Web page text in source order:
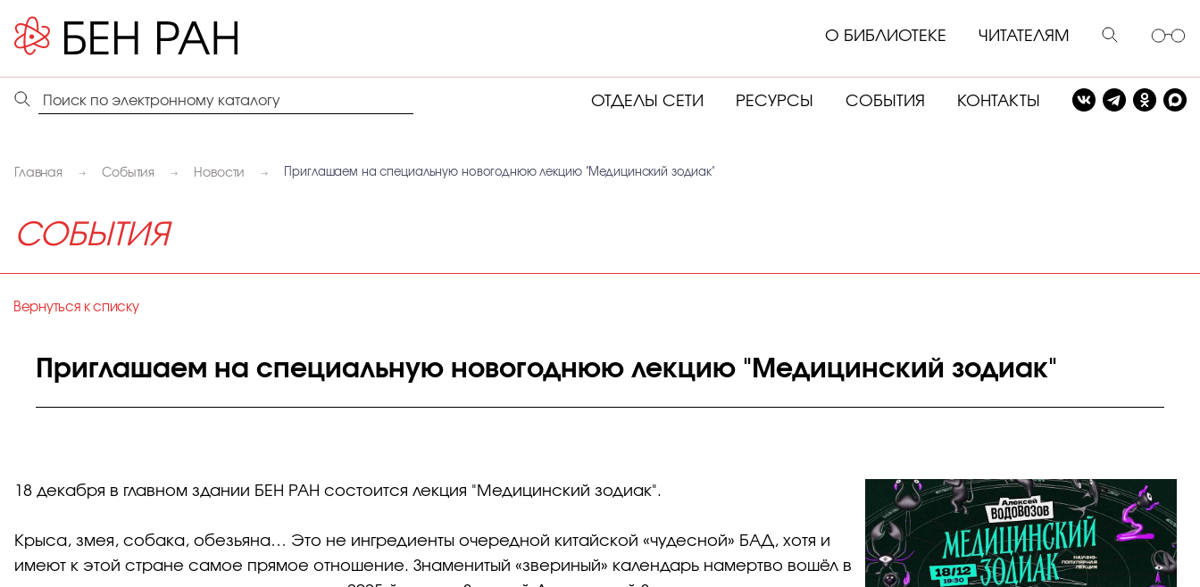
О БИБЛИОТЕКЕ ЧИТАТЕЛЯМ
ОТДЕЛЫ СЕТИ РЕСУРСЫ СОБЫТИЯ КОНТАКТЫ
Главная События Новости Приглашаем на специальную новогоднюю лекцию "Медицинский зодиак"
СОБЫТИЯ
Вернуться к списку
Приглашаем на специальную новогоднюю лекцию "Медицинский зодиак"
18 декабря в главном здании БЕН РАН состоится лекция "Медицинский зодиак".
Крыса, змея, собака, обезьяна… Это не ингредиенты очередной китайской «чудесной» БАД, хотя и
имеют к этой стране самое прямое отношение. Знаменитый «звериный» календарь намертво вошёл в